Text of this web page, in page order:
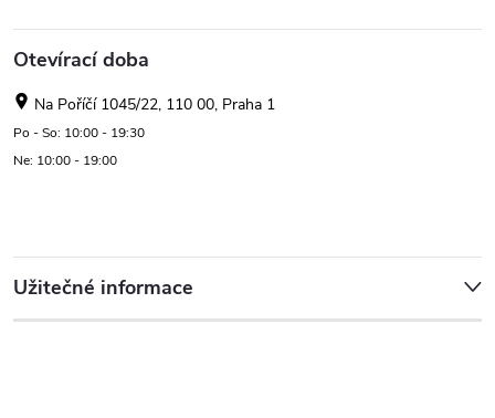
Otevírací doba
Na Poříčí 1045/22, 110 00, Praha 1
Po - So: 10:00 - 19:30
Ne: 10:00 - 19:00
Užitečné informace